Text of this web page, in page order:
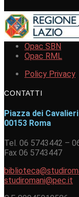
Opac SBN
Opac RML
Policy Privacy
CONTATTI
Piazza dei
00153 Roma
Tel. 06 5743442 –
Fax 06 5743447
studiromani@pec.it